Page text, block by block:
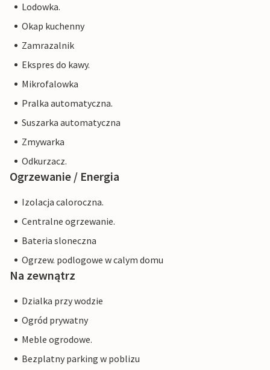
Lodowka.
Okap kuchenny
Zamrazalnik
Ekspres do kawy.
Mikrofalowka
Pralka automatyczna.
Suszarka automatyczna
Zmywarka
Odkurzacz.
Ogrzewanie / Energia
Izolacja caloroczna.
Centralne ogrzewanie.
Bateria sloneczna
Ogrzew. podlogowe w calym domu
Na zewnątrz
Dzialka przy wodzie
Ogród prywatny
Meble ogrodowe.
Bezplatny parking w poblizu